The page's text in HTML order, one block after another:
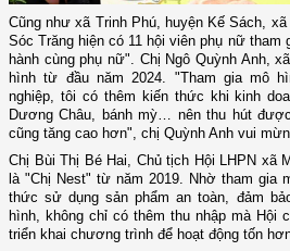
Cũng như xã Trinh Phú, huyện Kế Sách,
Sóc Trăng hiện có 11 hội viên phụ nữ tham
hành cùng phụ nữ". Chị Ngô Quỳnh Anh,
hình từ đầu năm 2024. "Tham gia mô
nghiệp, tôi có thêm kiến thức khi kinh
Dương Châu, bánh mỳ… nên thu hút
cũng tăng cao hơn", chị Quỳnh Anh vui
Chị Bùi Thị Bé Hai, Chủ tịch Hội LHPN xã
là "Chị Nest" từ năm 2019. Nhờ tham gia
thức sử dụng sản phẩm an toàn, đảm
hình, không chỉ có thêm thu nhập mà Hội
triển khai chương trình để hoạt động tốn